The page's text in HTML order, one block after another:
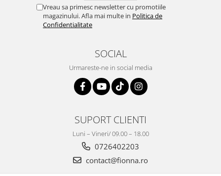
Vreau sa primesc newsletter cu promotiile
magazinului. Afla mai multe in Politica de
Confidentialitate
SOCIAL
Urmareste-ne in social media
SUPORT CLIENTI
Luni – Vineri/ 09.00 – 18.00
0726402203
contact@fionna.ro